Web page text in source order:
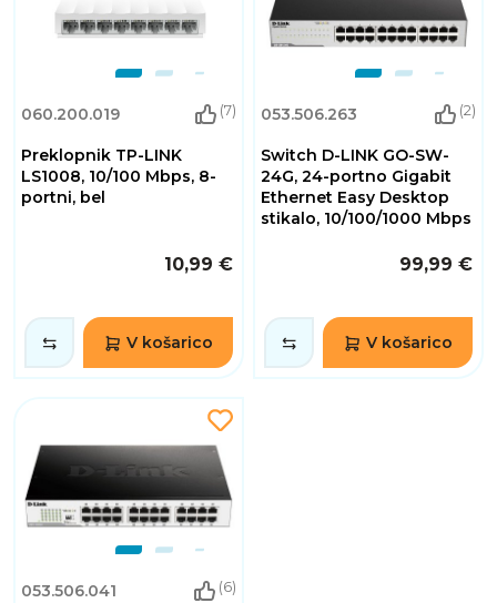
060.200.019 (7)
Preklopnik TP-LINK
LS1008, 10/100 Mbps, 8-
portni, bel
10,99 €
V košarico
053.506.263 (2)
Switch D-LINK GO-SW-
24G, 24-portno Gigabit
Ethernet Easy Desktop
stikalo, 10/100/1000 Mbps
99,99 €
V košarico
053.506.041 (6)